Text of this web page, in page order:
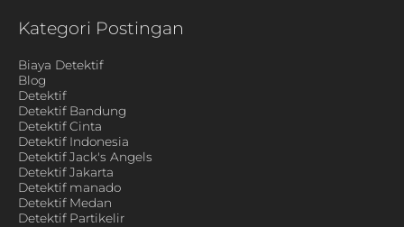
Kategori Postingan
Biaya Detektif
Blog
Detektif
Detektif Bandung
Detektif Cinta
Detektif Indonesia
Detektif Jack's Angels
Detektif Jakarta
Detektif manado
Detektif Medan
Detektif Partikelir